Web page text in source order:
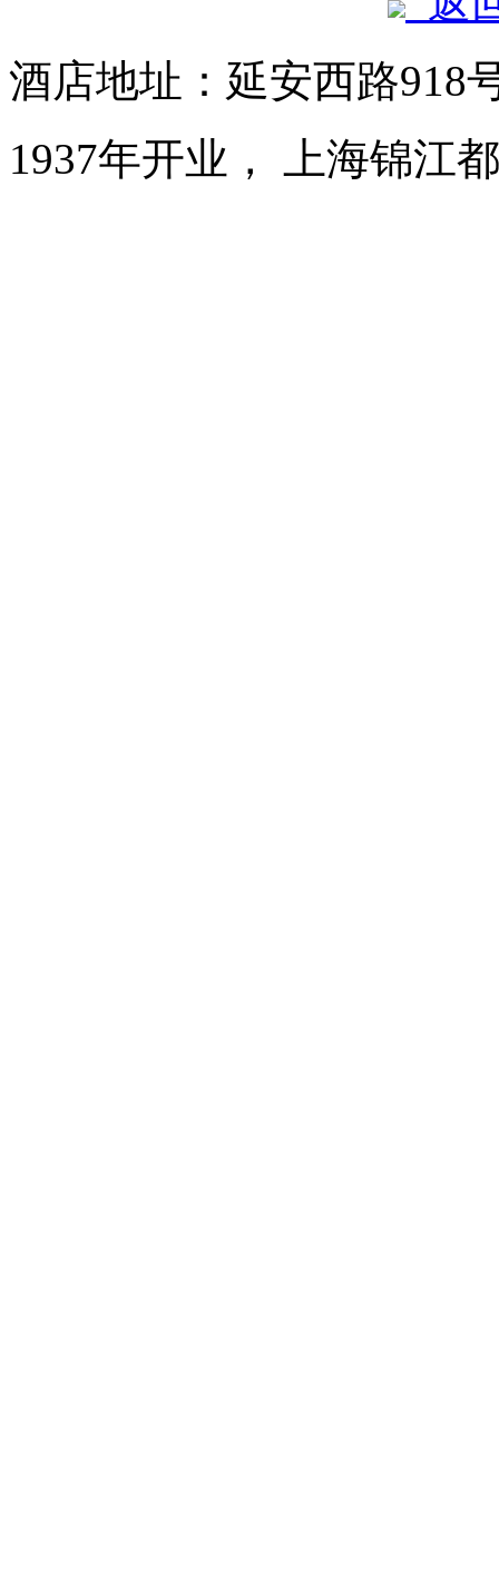
酒店地址：延安西路918
1937年开业， 上海锦